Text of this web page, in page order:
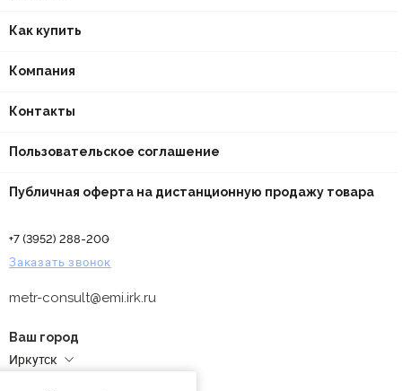
Как купить
Компания
Контакты
Пользовательское соглашение
Публичная оферта на дистанционную продажу товара
+7 (3952) 288-200
Заказать звонок
metr-consult@emi.irk.ru
Ваш город
Иркутск